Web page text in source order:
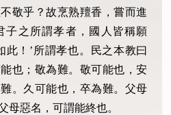
敬乎？故烹熟羶香，嘗而進
子之所謂孝者，國人皆稱願
此！’所謂孝也。民之本教曰
也；敬為難。敬可能也，安
。久可能也，卒為難。父母
母惡名，可謂能終也。